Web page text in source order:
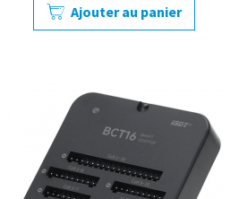
Ajouter au panier